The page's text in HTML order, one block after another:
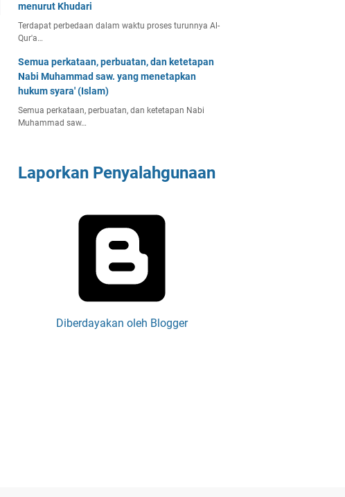
menurut Khudari
Terdapat perbedaan dalam waktu proses turunnya Al-
Qur'a…
Semua perkataan, perbuatan, dan ketetapan
Nabi Muhammad saw. yang menetapkan
hukum syara' (Islam)
Semua perkataan, perbuatan, dan ketetapan Nabi
Muhammad saw…
Laporkan Penyalahgunaan
Diberdayakan oleh Blogger